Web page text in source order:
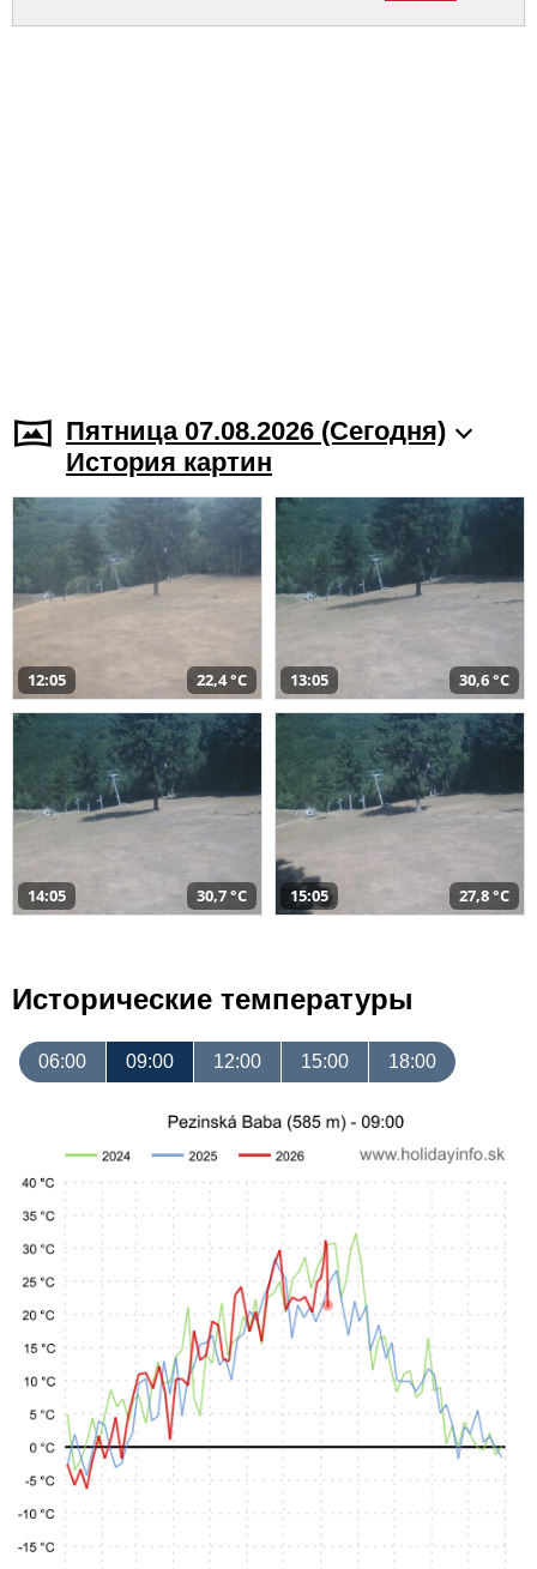
Пятница 07.08.2026 (Cегодня)
История картин
12:05 22,4 °C 13:05 30,6 °C
14:05 30,7 °C 15:05 27,8 °C
Исторические температуры
06:00 09:00 12:00 15:00 18:00